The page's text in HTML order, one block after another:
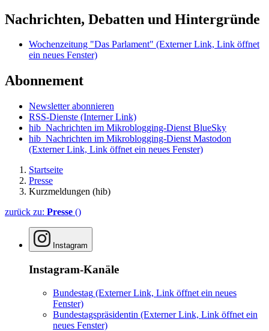
Nachrichten, Debatten und Hintergründe
Wochenzeitung "Das Parlament" (Externer Link, Link öffnet
ein neues Fenster)
Abonnement
Newsletter abonnieren
RSS-Dienste (Interner Link)
hib_Nachrichten im Mikroblogging-Dienst BlueSky
hib_Nachrichten im Mikroblogging-Dienst Mastodon
(Externer Link, Link öffnet ein neues Fenster)
Startseite
Presse
Kurzmeldungen (hib)
zurück zu: Presse ()
Instagram
Instagram-Kanäle
Bundestag (Externer Link, Link öffnet ein neues
Fenster)
Bundestagspräsidentin (Externer Link, Link öffnet ein
neues Fenster)